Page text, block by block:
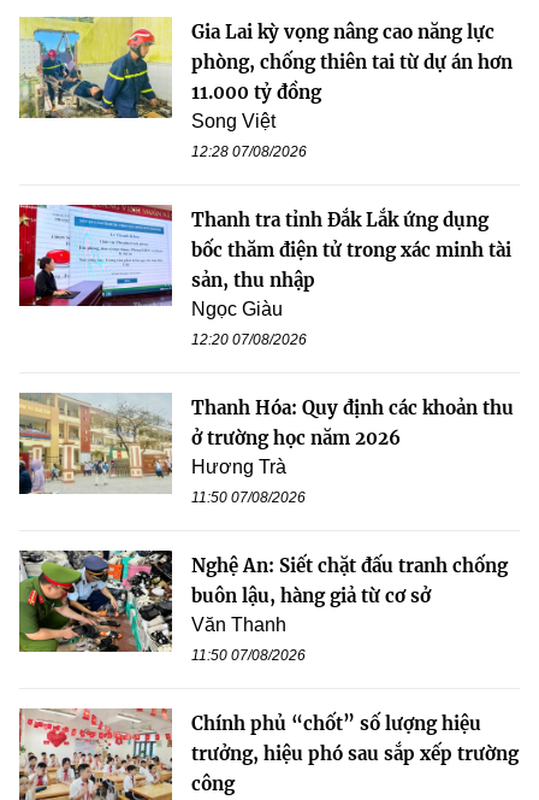
Gia Lai kỳ vọng nâng cao năng lực
phòng, chống thiên tai từ dự án hơn
11.000 tỷ đồng
Song Việt
12:28 07/08/2026
Thanh tra tỉnh Đắk Lắk ứng dụng
bốc thăm điện tử trong xác minh tài
sản, thu nhập
Ngọc Giàu
12:20 07/08/2026
Thanh Hóa: Quy định các khoản thu
ở trường học năm 2026
Hương Trà
11:50 07/08/2026
Nghệ An: Siết chặt đấu tranh chống
buôn lậu, hàng giả từ cơ sở
Văn Thanh
11:50 07/08/2026
Chính phủ “chốt” số lượng hiệu
trưởng, hiệu phó sau sắp xếp trường
công